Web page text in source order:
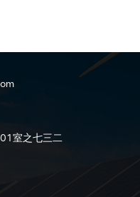
室之七三二